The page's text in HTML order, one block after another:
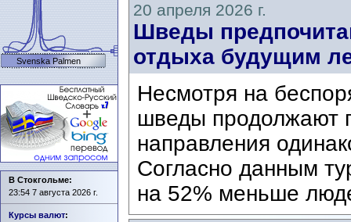
20 апреля 2026 г.
Шведы
отдыха будущим
Несмотря на
шведы продолжают
направления
Согласно данным
на 52% меньше
Svenska Palmen
В Стокгольме:
23:54 7 августа 2026 г.
Курсы валют: